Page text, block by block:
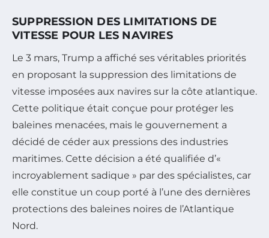
SUPPRESSION DES LIMITATIONS DE
VITESSE POUR LES NAVIRES
Le 3 mars, Trump a affiché ses véritables priorités
en proposant la suppression des limitations de
vitesse imposées aux navires sur la côte atlantique.
Cette politique était conçue pour protéger les
baleines menacées, mais le gouvernement a
décidé de céder aux pressions des industries
maritimes. Cette décision a été qualifiée d’«
incroyablement sadique » par des spécialistes, car
elle constitue un coup porté à l’une des dernières
protections des baleines noires de l’Atlantique
Nord.